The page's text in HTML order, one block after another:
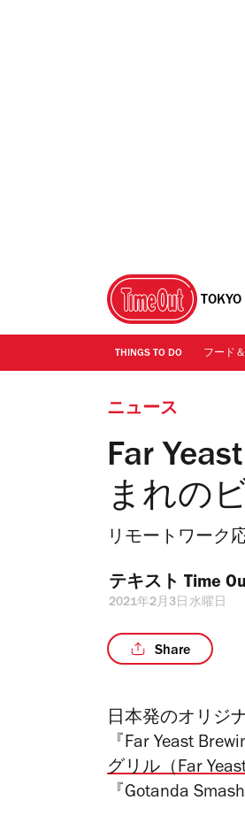
TOKYO
THINGS TO DO フード
ニュース
Far
まれの
リモートワーク
テキスト Time
2021年2月3日水曜日
Share
日本発のオリジ
『Far Yeast
グリル（Far
『Gotanda